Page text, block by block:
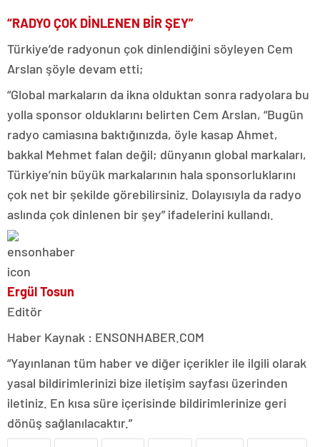
“RADYO ÇOK DİNLENEN BİR ŞEY”
Türkiye’de radyonun çok dinlendiğini söyleyen Cem
Arslan şöyle devam etti;
“Global markaların da ikna olduktan sonra radyolara bu
yolla sponsor olduklarını belirten Cem Arslan, “Bugün
radyo camiasına baktığınızda, öyle kasap Ahmet,
bakkal Mehmet falan değil; dünyanın global markaları,
Türkiye’nin büyük markalarının hala sponsorluklarını
çok net bir şekilde görebilirsiniz. Dolayısıyla da radyo
aslında çok dinlenen bir şey” ifadelerini kullandı.
Ergül Tosun
Editör
Haber Kaynak : ENSONHABER.COM
“Yayınlanan tüm haber ve diğer içerikler ile ilgili olarak
yasal bildirimlerinizi bize iletişim sayfası üzerinden
iletiniz. En kısa süre içerisinde bildirimlerinize geri
dönüş sağlanılacaktır.”